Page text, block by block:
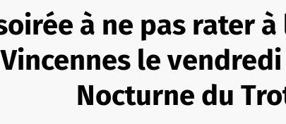
à ne pas rater
Vincennes le vendredi
Nocturne du